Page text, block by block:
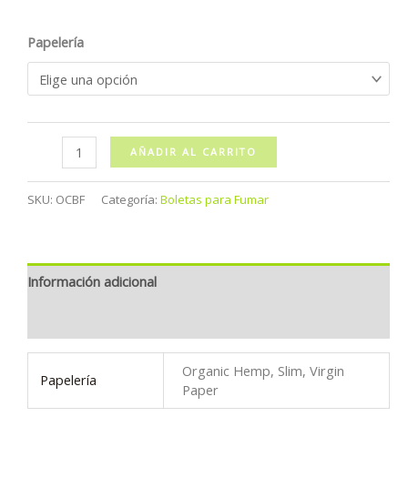
Papelería
con
AÑADIR AL CARRITO
SKU: OCBF Categoría: Boletas para Fumar
Información adicional
Papelería
Organic Hemp, Slim, Virgin
Paper